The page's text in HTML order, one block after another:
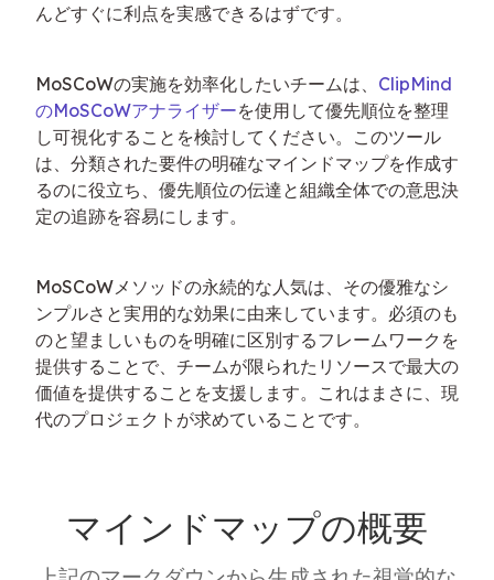
んどすぐに利点を実感できるはずです。
MoSCoWの実施を効率化したいチームは、 ClipMind
のMoSCoWアナライザーを使用して優先順位を整理
し可視化することを検討してください。このツール
は、分類された要件の明確なマインドマップを作成す
るのに役立ち、優先順位の伝達と組織全体での意思決
定の追跡を容易にします。
MoSCoWメソッドの永続的な人気は、その優雅なシ
ンプルさと実用的な効果に由来しています。必須のも
のと望ましいものを明確に区別するフレームワークを
提供することで、チームが限られたリソースで最大の
価値を提供することを支援します。これはまさに、現
代のプロジェクトが求めていることです。
マインドマップの概要